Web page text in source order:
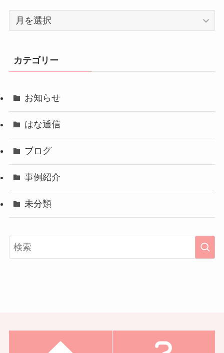
ー
イ
ブ
カテゴリー
お知らせ
はな通信
ブログ
事例紹介
未分類